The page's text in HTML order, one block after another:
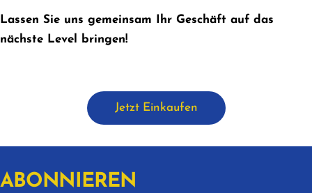
Lassen Sie uns gemeinsam Ihr Geschäft auf das
nächste Level bringen!
Jetzt Einkaufen
ABONNIEREN